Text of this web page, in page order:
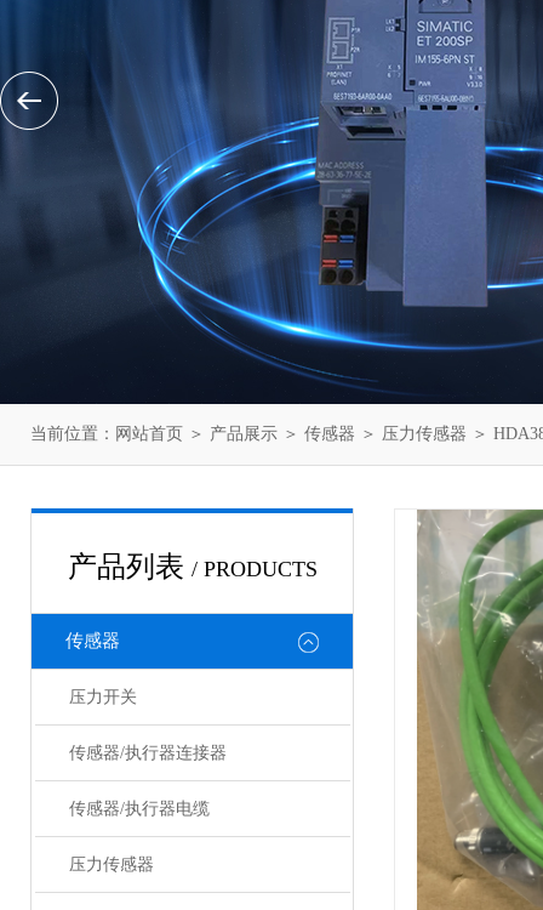
当前位置： 网站首页 ＞ 产品展示 ＞ 传感器 ＞ 压力传感器 ＞
产品列表 / PRODUCTS
传感器
压力开关
传感器/执行器连接器
传感器/执行器电缆
压力传感器